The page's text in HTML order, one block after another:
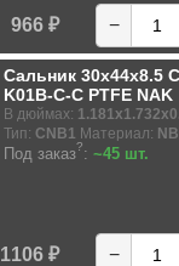
966 ₽ −
Сальник 30x44x8.5
K01B-C-C PTFE NAK
В дюймах:
Тип: CNB1 Материал:
Под заказ?: ~45 шт.
1106 ₽ −